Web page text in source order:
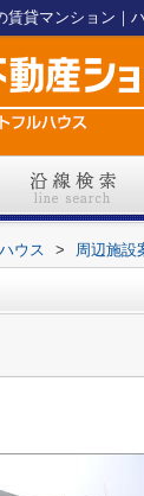
貸マンション｜
ウス > 周辺施設